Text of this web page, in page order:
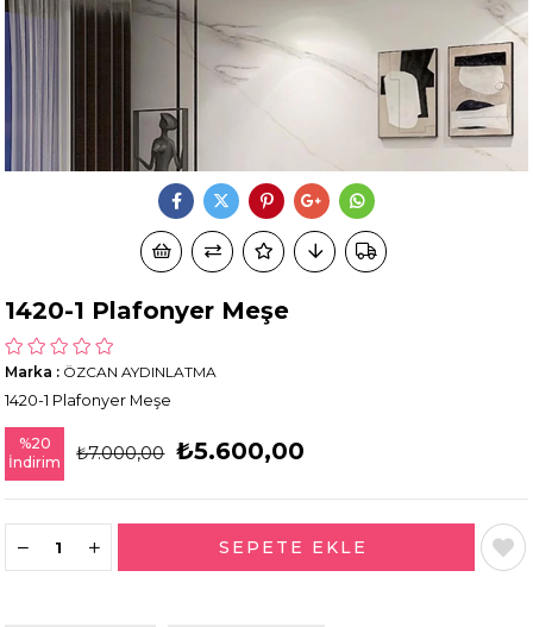
1420-1 Plafonyer Meşe
Marka : ÖZCAN AYDINLATMA
1420-1 Plafonyer Meşe
%20
İndirim
₺7.000,00 ₺5.600,00